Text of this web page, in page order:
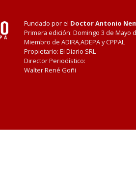
Fundado por el Doctor Antonio
Primera edición: Domingo 3 de Mayo
Miembro de ADIRA,ADEPA y CPPAL
Propietario: El Diario SRL
Director Periodístico:
Walter René Goñi